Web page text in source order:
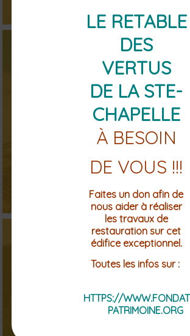
Piscine Val d'Allier Comté
Courts de tennis André Boste
LE RETABLE
DES
VERTUS
DE LA STE-
CHAPELLE
À BESOIN
DE VOUS !!!
Faites un don afin de
nous aider à réaliser
les travaux de
restauration sur cet
édifice exceptionnel.
Toutes les infos sur :
HTTPS://
PATRIMOINE.ORG